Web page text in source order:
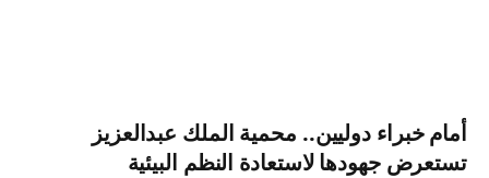
أمام خبراء دوليين.. محمية الملك عبدالعزيز
تستعرض جهودها لاستعادة النظم البيئية